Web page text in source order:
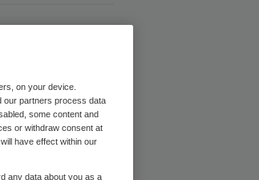
on your device.
our partners process data
some content and
or withdraw consent at
have effect within our
any data about you as a